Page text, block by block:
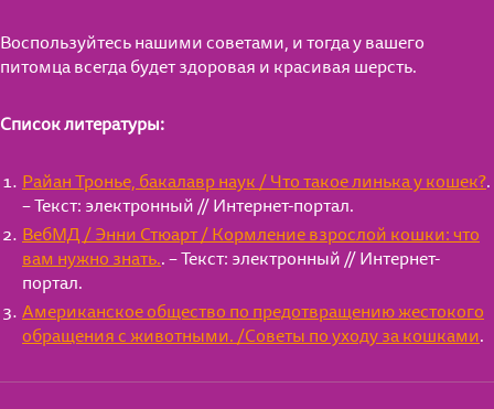
Воспользуйтесь нашими советами, и тогда у вашего
питомца всегда будет здоровая и красивая шерсть.
Список литературы:
Райан Тронье, бакалавр наук / Что такое линька у кошек?.
– Текст: электронный // Интернет-портал.
ВебМД / Энни Стюарт / Кормление взрослой кошки: что
вам нужно знать.. – Текст: электронный // Интернет-
портал.
Американское общество по предотвращению жестокого
обращения с животными. /Советы по уходу за кошками.